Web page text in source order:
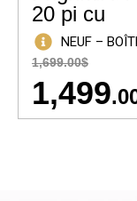
20 pi cu
NEUF –
1,699.00$
1,499